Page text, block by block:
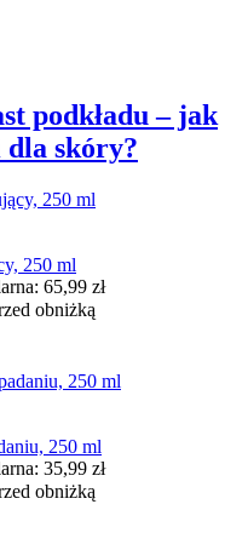
podkładu – jak
dla skóry?
250 ml
65,99 zł
obniżką
250 ml
35,99 zł
obniżką